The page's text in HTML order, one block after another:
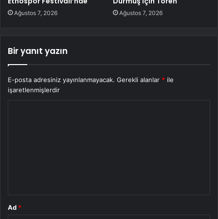
Ağustos 7, 2026 Ağustos 7, 2026
Bir yanıt yazın
E-posta adresiniz yayınlanmayacak. Gerekli alanlar * ile
işaretlenmişlerdir
Ad *